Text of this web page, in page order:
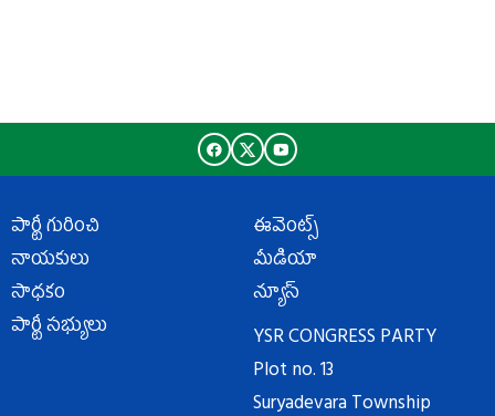
పార్టీ గురించి
నాయకులు
సాధకం
పార్టీ సభ్యులు
ఈవెంట్స్
మీడియా
న్యూస్
YSR CONGRESS PARTY
Plot no. 13
Suryadevara Township